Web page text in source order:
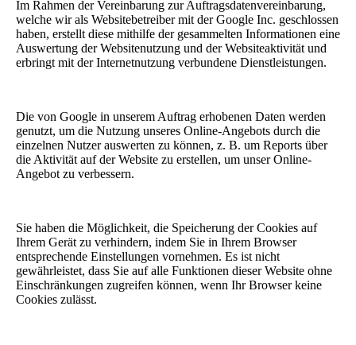
Im Rahmen der Vereinbarung zur Auftragsdatenvereinbarung,
welche wir als Websitebetreiber mit der Google Inc. geschlossen
haben, erstellt diese mithilfe der gesammelten Informationen eine
Auswertung der Websitenutzung und der Websiteaktivität und
erbringt mit der Internetnutzung verbundene Dienstleistungen.
Die von Google in unserem Auftrag erhobenen Daten werden
genutzt, um die Nutzung unseres Online-Angebots durch die
einzelnen Nutzer auswerten zu können, z. B. um Reports über
die Aktivität auf der Website zu erstellen, um unser Online-
Angebot zu verbessern.
Sie haben die Möglichkeit, die Speicherung der Cookies auf
Ihrem Gerät zu verhindern, indem Sie in Ihrem Browser
entsprechende Einstellungen vornehmen. Es ist nicht
gewährleistet, dass Sie auf alle Funktionen dieser Website ohne
Einschränkungen zugreifen können, wenn Ihr Browser keine
Cookies zulässt.